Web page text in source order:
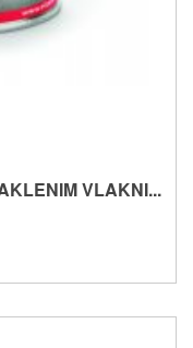
VLAKNI...